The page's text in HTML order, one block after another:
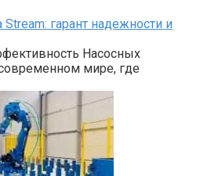
гарант надежности и
Насосных
мире, где